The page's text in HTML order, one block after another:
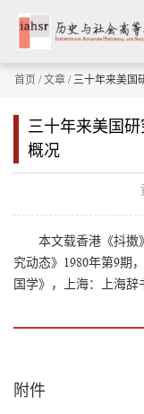
首页 /文章 / 三十年来美国
三十年来美国
概况
本文载香港《抖擞
究动态》1980年第9期
国学》，上海：上海辞
附件